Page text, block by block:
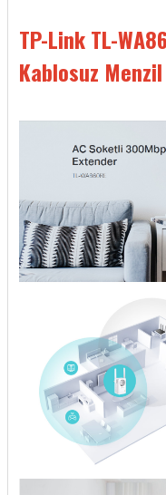
TP-Link TL-
Kablosuz